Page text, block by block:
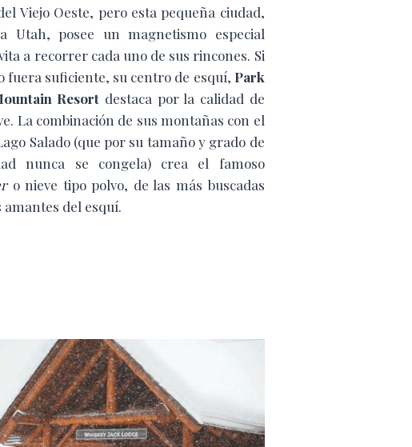
Viejo Oeste, pero esta pequeña ciudad,
Utah, posee un magnetismo especial
a recorrer cada uno de sus rincones. Si
fuera suficiente, su centro de esquí, Park
Resort destaca por la calidad de
La combinación de sus montañas con el
Salado (que por su tamaño y grado de
nunca se congela) crea el famoso
o nieve tipo polvo, de las más buscadas
amantes del esquí.